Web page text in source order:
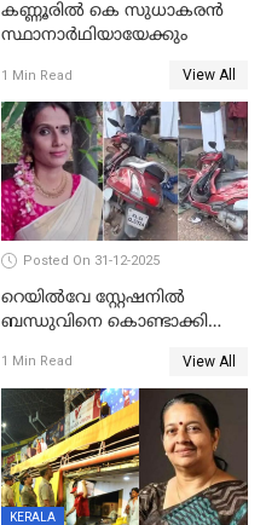
കണ്ണൂരിൽ കെ സുധാകരൻ
സ്ഥാനാർഥിയായേക്കും
1 Min Read View All
Posted On 31-12-2025
റെയിൽവേ സ്റ്റേഷനിൽ
ബന്ധുവിനെ കൊണ്ടാക്കി
ലോറി സ്കൂട്ടറിൽ ഇടിച്ചു :
യുവതിക്ക് ദാരുണാന്ത്യം
1 Min Read View All
KERALA